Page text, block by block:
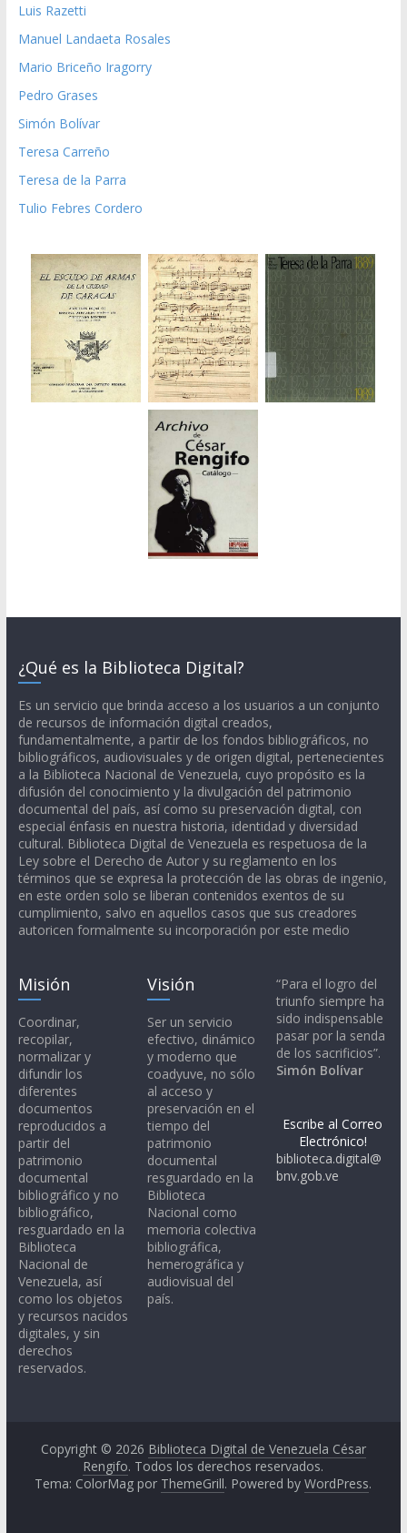
Luis Razetti
Manuel Landaeta Rosales
Mario Briceño Iragorry
Pedro Grases
Simón Bolívar
Teresa Carreño
Teresa de la Parra
Tulio Febres Cordero
¿Qué es la Biblioteca Digital?
Es un servicio que brinda acceso a los usuarios a un conjunto
de recursos de información digital creados,
fundamentalmente, a partir de los fondos bibliográficos, no
bibliográficos, audiovisuales y de origen digital, pertenecientes
a la Biblioteca Nacional de Venezuela, cuyo propósito es la
difusión del conocimiento y la divulgación del patrimonio
documental del país, así como su preservación digital, con
especial énfasis en nuestra historia, identidad y diversidad
cultural. Biblioteca Digital de Venezuela es respetuosa de la
Ley sobre el Derecho de Autor y su reglamento en los
términos que se expresa la protección de las obras de ingenio,
en este orden solo se liberan contenidos exentos de su
cumplimiento, salvo en aquellos casos que sus creadores
autoricen formalmente su incorporación por este medio
Misión
Coordinar,
recopilar,
normalizar y
difundir los
diferentes
documentos
reproducidos a
partir del
patrimonio
documental
bibliográfico y no
bibliográfico,
resguardado en la
Biblioteca
Nacional de
Venezuela, así
como los objetos
y recursos nacidos
digitales, y sin
derechos
reservados.
Visión
Ser un servicio
efectivo, dinámico
y moderno que
coadyuve, no sólo
al acceso y
preservación en el
tiempo del
patrimonio
documental
resguardado en la
Biblioteca
Nacional como
memoria colectiva
bibliográfica,
hemerográfica y
audiovisual del
país.
“Para el logro del
triunfo siempre ha
sido indispensable
pasar por la senda
de los sacrificios”.
Simón Bolívar
Escribe al Correo
Electrónico!
biblioteca.digital@
bnv.gob.ve
Copyright © 2026 Biblioteca Digital de Venezuela César
Rengifo. Todos los derechos reservados.
Tema: ColorMag por ThemeGrill. Powered byWordPress.